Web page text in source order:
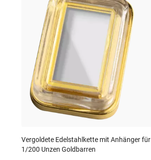
Vergoldete Edelstahlkette mit Anhänger für
1/200 Unzen Goldbarren